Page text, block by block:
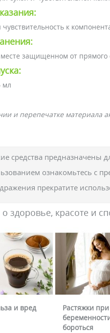
к
защищенном от
мл
и перепечатке материала
средства предназначены
ознакомьтесь с
прекратите
здоровье, красоте и
и вред
Растяжки при
бороться